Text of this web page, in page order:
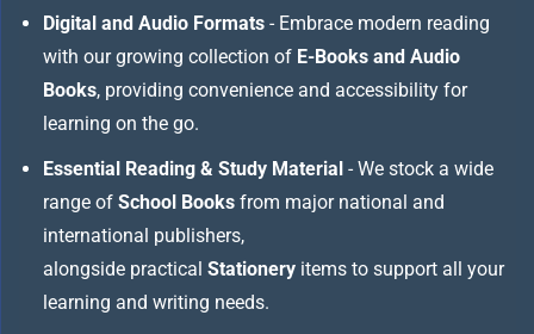
Digital and Audio Formats - Embrace modern reading
with our growing collection of E-Books and Audio
Books, providing convenience and accessibility for
learning on the go.
Essential Reading & Study Material - We stock a wide
range of School Books from major national and
international publishers,
alongside practical Stationery items to support all your
learning and writing needs.